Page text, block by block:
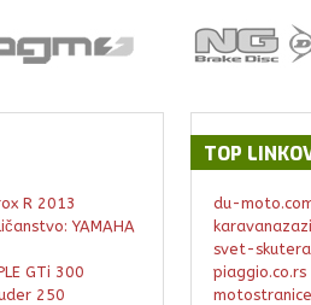
R 2013
YAMAHA
GTi 300
250
TOP
du-
svet-
piaggio.co.rs